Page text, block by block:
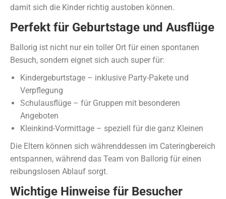
damit sich die Kinder richtig austoben können.
Perfekt für Geburtstage und Ausflüge
Ballorig ist nicht nur ein toller Ort für einen spontanen
Besuch, sondern eignet sich auch super für:
Kindergeburtstage – inklusive Party-Pakete und
Verpflegung
Schulausflüge – für Gruppen mit besonderen
Angeboten
Kleinkind-Vormittage – speziell für die ganz Kleinen
Die Eltern können sich währenddessen im Cateringbereich
entspannen, während das Team von Ballorig für einen
reibungslosen Ablauf sorgt.
Wichtige Hinweise für Besucher